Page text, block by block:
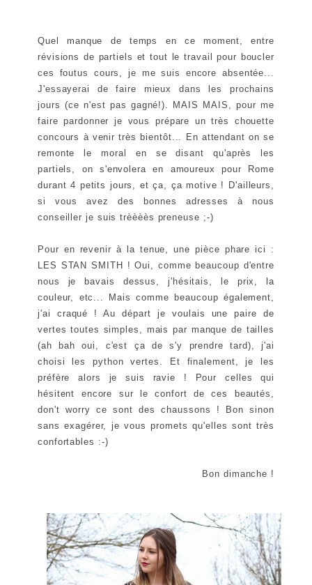
Quel manque de temps en ce moment, entre
révisions de partiels et tout le travail pour boucler
ces foutus cours, je me suis encore absentée...
J'essayerai de faire mieux dans les prochains
jours (ce n'est pas gagné!). MAIS MAIS, pour me
faire pardonner je vous prépare un très chouette
concours à venir très bientôt... En attendant on se
remonte le moral en se disant qu'après les
partiels, on s'envolera en amoureux pour Rome
durant 4 petits jours, et ça, ça motive ! D'ailleurs,
si vous avez des bonnes adresses à nous
conseiller je suis trèèèès preneuse ;-)
Pour en revenir à la tenue, une pièce phare ici :
LES STAN SMITH ! Oui, comme beaucoup d'entre
nous je bavais dessus, j'hésitais, le prix, la
couleur, etc... Mais comme beaucoup également,
j'ai craqué ! Au départ je voulais une paire de
vertes toutes simples, mais par manque de tailles
(ah bah oui, c'est ça de s'y prendre tard), j'ai
choisi les python vertes. Et finalement, je les
préfère alors je suis ravie ! Pour celles qui
hésitent encore sur le confort de ces beautés,
don't worry ce sont des chaussons ! Bon sinon
sans exagérer, je vous promets qu'elles sont très
confortables :-)
Bon dimanche !